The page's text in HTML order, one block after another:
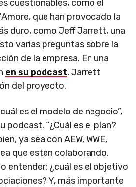
cuestionables, como el
que han provocado la
duro, como Jeff Jarrett, una
varias preguntas sobre la
de la empresa. En una
en su podcast, Jarrett
del proyecto.
es el modelo de negocio”,
podcast. “¿Cuál es el plan?
ya sea con AEW, WWE,
que estén colaborando.
entender: ¿cuál es el objetivo
Y, más importante